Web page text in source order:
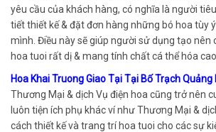
yêu cầu của khách hàng, có nghĩa là người
tiết thiết kế & đặt đơn hàng những bó hoa tùy
mình. Điều này sẽ giúp người sử dụng tạo nên
hoa tuoi rất dị & mang tính chất cá thể hóa cao
Hoa Khai Truong Giao Tại Tại Bố Trạch Quảng
Thương Mại & dịch Vụ điện hoa cũng trở nên
luôn tiện ích phụ khác ví như Thương Mại &
cách thiết kế và trang trí hoa tuoi cho các sự